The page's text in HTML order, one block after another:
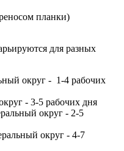
планки)
для разных
округ - 1-4 рабочих
- 3-5 рабочих дня
округ - 2-5
округ - 4-7